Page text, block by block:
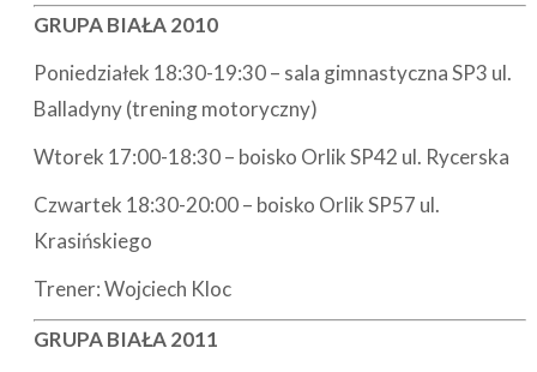
GRUPA BIAŁA 2010
Poniedziałek 18:30-19:30 – sala gimnastyczna SP3 ul.
Balladyny (trening motoryczny)
Wtorek 17:00-18:30 – boisko Orlik SP42 ul. Rycerska
Czwartek 18:30-20:00 – boisko Orlik SP57 ul.
Krasińskiego
Trener: Wojciech Kloc
GRUPA BIAŁA 2011